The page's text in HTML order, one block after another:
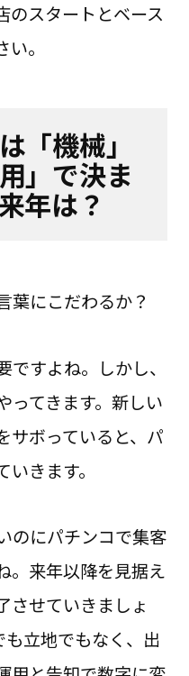
のスタートとベース
。
「機械」
」で決ま
年は？
葉にこだわるか？
すよね。しかし、
ってきます。新しい
サボっていると、パ
きます。
のにパチンコで集客
。来年以降を見据え
させていきましょ
立地でもなく、出